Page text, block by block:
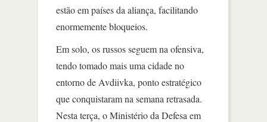
estão em países da aliança, facilitando
enormemente bloqueios.
Em solo, os russos seguem na ofensiva,
tendo tomado mais uma cidade no
entorno de Avdiivka, ponto estratégico
que conquistaram na semana retrasada.
Nesta terça, o Ministério da Defesa em